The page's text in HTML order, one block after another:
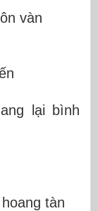
vàn
lại bình
tàn